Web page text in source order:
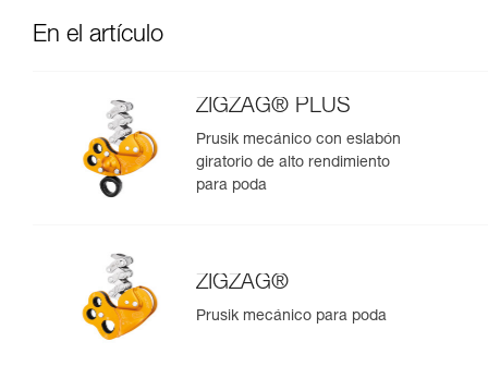
En el artículo
ZIGZAG® PLUS
Prusik mecánico con eslabón
giratorio de alto rendimiento
para poda
ZIGZAG®
Prusik mecánico para poda